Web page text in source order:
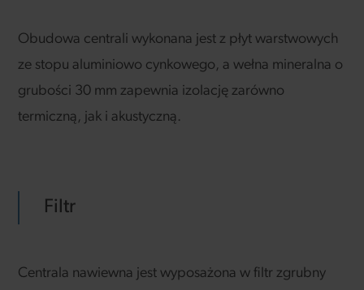
Obudowa centrali wykonana jest z płyt warstwowych
ze stopu aluminiowo cynkowego, a wełna mineralna o
grubości 30 mm zapewnia izolację zarówno
termiczną, jak i akustyczną.
Filtr
Centrala nawiewna jest wyposażona w filtr zgrubny